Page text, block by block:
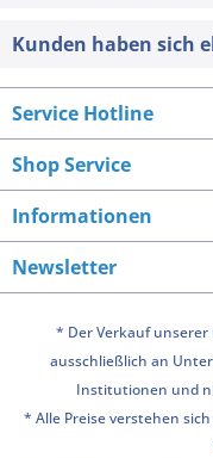
Kunden haben sich
Service Hotline
Shop Service
Informationen
Newsletter
* Der Verkauf
ausschließlich an
Institutionen und
* Alle Preise verstehen